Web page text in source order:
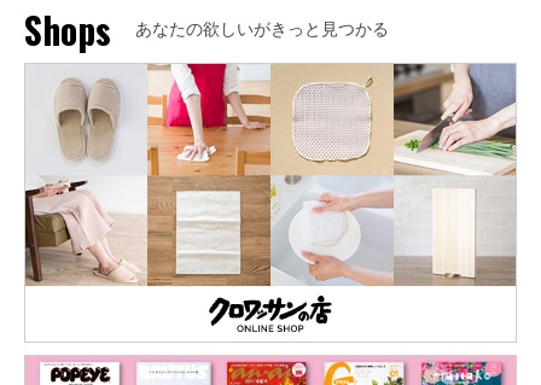
Shops あなたの欲しいがきっと見つかる